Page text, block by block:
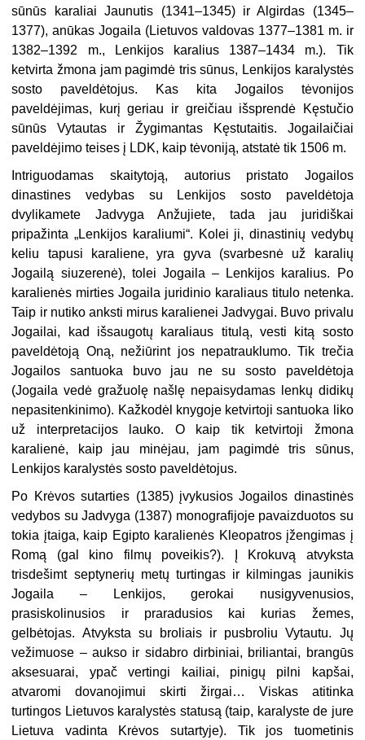
sūnūs karaliai Jaunutis (1341–1345) ir Algirdas (1345–
1377), anūkas Jogaila (Lietuvos valdovas 1377–1381 m. ir
1382–1392 m., Lenkijos karalius 1387–1434 m.). Tik
ketvirta žmona jam pagimdė tris sūnus, Lenkijos karalystės
sosto paveldėtojus. Kas kita Jogailos tėvonijos
paveldėjimas, kurį geriau ir greičiau išsprendė Kęstučio
sūnūs Vytautas ir Žygimantas Kęstutaitis. Jogailaičiai
paveldėjimo teises į LDK, kaip tėvoniją, atstatė tik 1506 m.
Intriguodamas skaitytoją, autorius pristato Jogailos
dinastines vedybas su Lenkijos sosto paveldėtoja
dvylikamete Jadvyga Anžujiete, tada jau juridiškai
pripažinta „Lenkijos karaliumi“. Kolei ji, dinastinių vedybų
keliu tapusi karaliene, yra gyva (svarbesnė už karalių
Jogailą siuzerenė), tolei Jogaila – Lenkijos karalius. Po
karalienės mirties Jogaila juridinio karaliaus titulo netenka.
Taip ir nutiko anksti mirus karalienei Jadvygai. Buvo privalu
Jogailai, kad išsaugotų karaliaus titulą, vesti kitą sosto
paveldėtoją Oną, nežiūrint jos nepatrauklumo. Tik trečia
Jogailos santuoka buvo jau ne su sosto paveldėtoja
(Jogaila vedė gražuolę našlę nepaisydamas lenkų didikų
nepasitenkinimo). Kažkodėl knygoje ketvirtoji santuoka liko
už interpretacijos lauko. O kaip tik ketvirtoji žmona
karalienė, kaip jau minėjau, jam pagimdė tris sūnus,
Lenkijos karalystės sosto paveldėtojus.
Po Krėvos sutarties (1385) įvykusios Jogailos dinastinės
vedybos su Jadvyga (1387) monografijoje pavaizduotos su
tokia įtaiga, kaip Egipto karalienės Kleopatros įžengimas į
Romą (gal kino filmų poveikis?). Į Krokuvą atvyksta
trisdešimt septynerių metų turtingas ir kilmingas jaunikis
Jogaila – Lenkijos, gerokai nusigyvenusios,
prasiskolinusios ir praradusios kai kurias žemes,
gelbėtojas. Atvyksta su broliais ir pusbroliu Vytautu. Jų
vežimuose – aukso ir sidabro dirbiniai, briliantai, brangūs
aksesuarai, ypač vertingi kailiai, pinigų pilni kapšai,
atvaromi dovanojimui skirti žirgai… Viskas atitinka
turtingos Lietuvos karalystės statusą (taip, karalyste de jure
Lietuva vadinta Krėvos sutartyje). Tik jos tuometinis